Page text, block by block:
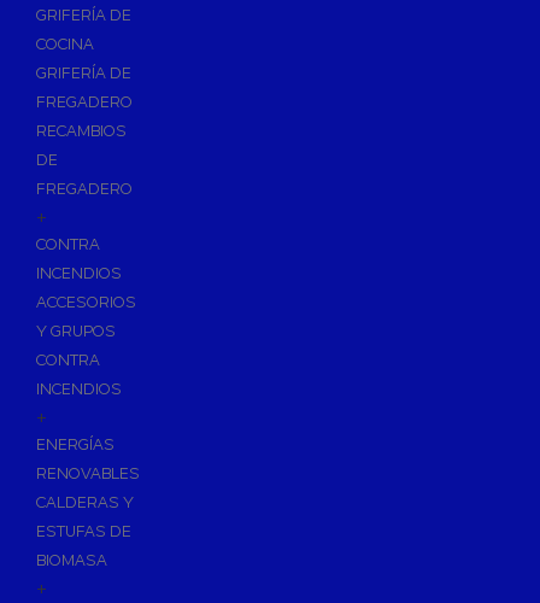
GRIFERÍA DE
COCINA
GRIFERÍA DE
FREGADERO
RECAMBIOS
DE
FREGADERO
+
CONTRA
INCENDIOS
ACCESORIOS
Y GRUPOS
CONTRA
INCENDIOS
+
ENERGÍAS
RENOVABLES
CALDERAS Y
ESTUFAS DE
BIOMASA
+